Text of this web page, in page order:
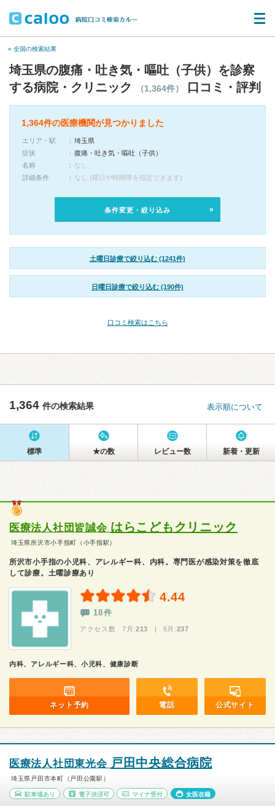
« 全国の検索結果
埼玉県の腹痛・吐き気・嘔吐（子供）を診察
する病院・クリニック
（1,364件） 口コミ・評判
1,364件の医療機関が見つかりました
エリア・駅
埼玉県
症状
腹痛・吐き気・嘔吐（子供）
名称
なし
詳細条件
なし (曜日や時間帯を指定できます)
条件変更・絞り込み
土曜日診療で絞り込む (1241件)
日曜日診療で絞り込む (190件)
口コミ検索はこちら
1,364 件の検索結果 表示順について
標準 ★の数 レビュー数 新着・更新
医療法人社団皆誠会 はらこどもクリニック
埼玉県所沢市小手指町（小手指駅）
所沢市小手指の小児科、アレルギー科、内科。専門医が感染対策を徹底
して診療。土曜診療あり
4.44
18件
アクセス数 7月:213 | 6月:237
内科、アレルギー科、小児科、健康診断
ネット予約 電話 公式サイト
医療法人社団東光会 戸田中央総合病院
埼玉県戸田市本町（戸田公園駅）
駐車場あり 電子決済可 マイナ受付 女医在籍